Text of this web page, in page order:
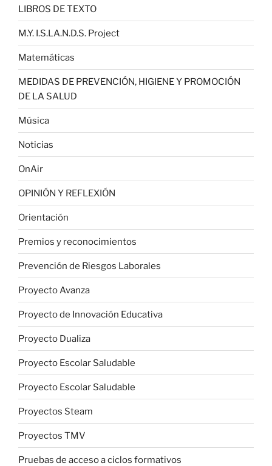
LIBROS DE TEXTO
M.Y. I.S.LA.N.D.S. Project
Matemáticas
MEDIDAS DE PREVENCIÓN, HIGIENE Y PROMOCIÓN
DE LA SALUD
Música
Noticias
OnAir
OPINIÓN Y REFLEXIÓN
Orientación
Premios y reconocimientos
Prevención de Riesgos Laborales
Proyecto Avanza
Proyecto de Innovación Educativa
Proyecto Dualiza
Proyecto Escolar Saludable
Proyecto Escolar Saludable
Proyectos Steam
Proyectos TMV
Pruebas de acceso a ciclos formativos